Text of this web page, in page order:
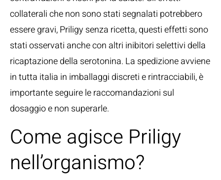
collaterali che non sono stati segnalati potrebbero
essere gravi, Priligy senza ricetta, questi effetti sono
stati osservati anche con altri inibitori selettivi della
ricaptazione della serotonina. La spedizione avviene
in tutta italia in imballaggi discreti e rintracciabili, è
importante seguire le raccomandazioni sul
dosaggio e non superarle.
Come agisce Priligy
nell’organismo?